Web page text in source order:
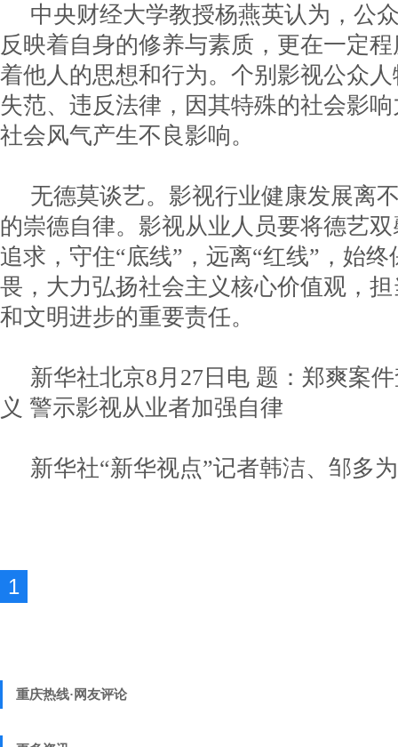
中央财经大学教授杨燕英认为，公
反映着自身的修养与素质，更在一定
着他人的思想和行为。个别影视公众
失范、违反法律，因其特殊的社会影
社会风气产生不良影响。
无德莫谈艺。影视行业健康发展离
的崇德自律。影视从业人员要将德艺
追求，守住“底线”，远离“红线”，始
畏，大力弘扬社会主义核心价值观，
和文明进步的重要责任。
新华社北京8月27日电 题：郑爽案
义 警示影视从业者加强自律
新华社“新华视点”记者韩洁、邹多为
1
重庆热线·网友评论